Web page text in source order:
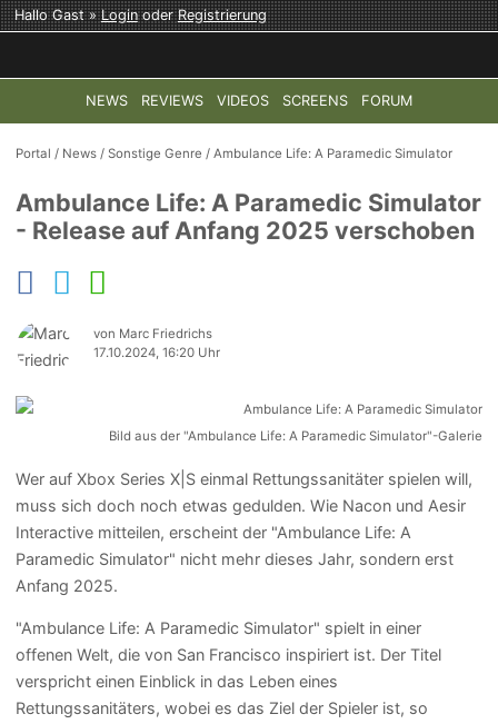
Hallo Gast »LoginoderRegistrierung
NEWS REVIEWS VIDEOS SCREENS FORUM
TOP-THEMEN: COD: MODERN WARFARE 4 HALO:
Portal / News /Sonstige Genre /Ambulance Life: A Paramedic Simulator
Ambulance Life: A Paramedic Simulator
- Release auf Anfang 2025 verschoben
von Marc Friedrichs
17.10.2024, 16:20 Uhr
Bild aus der "Ambulance Life: A Paramedic Simulator"-Galerie
Wer auf Xbox Series X|S einmal Rettungssanitäter spielen will,
muss sich doch noch etwas gedulden. Wie Nacon und Aesir
Interactive mitteilen, erscheint der "Ambulance Life: A
Paramedic Simulator" nicht mehr dieses Jahr, sondern erst
Anfang 2025.
"Ambulance Life: A Paramedic Simulator" spielt in einer
offenen Welt, die von San Francisco inspiriert ist. Der Titel
verspricht einen Einblick in das Leben eines
Rettungssanitäters, wobei es das Ziel der Spieler ist, so